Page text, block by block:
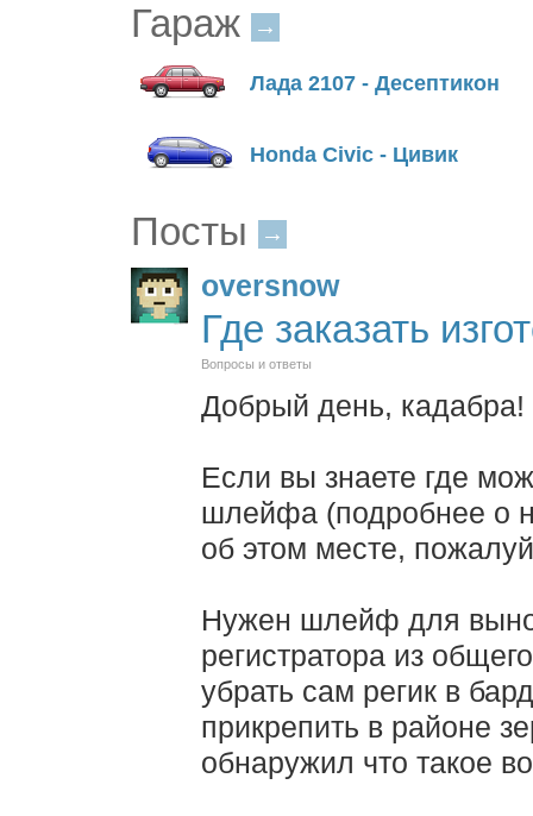
Гараж →
Лада 2107 - Десептикон
Honda Civic - Цивик
Посты →
oversnow
Где заказать
Вопросы и ответы
Добрый день, кадабра!
Если вы знаете где
шлейфа (подробнее о
об этом месте,
Нужен шлейф для
регистратора из
убрать сам регик в
прикрепить в районе
обнаружил что такое